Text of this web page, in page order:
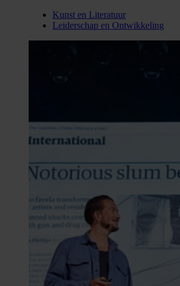
Kunst en Literatuur
Leiderschap en Ontwikkeling